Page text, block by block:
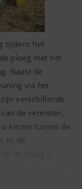
materiaal
tijdens het
ploeg met het
Naast de
via het
verschillende
de vereisten,
kiezen tussen de
en de
steunwielen zijn